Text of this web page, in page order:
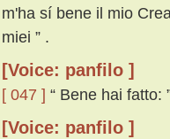
m'ha sí bene il mio
miei ” .
[Voice: panfilo ]
[ 047 ] “ Bene hai fatto:
[Voice: panfilo ]